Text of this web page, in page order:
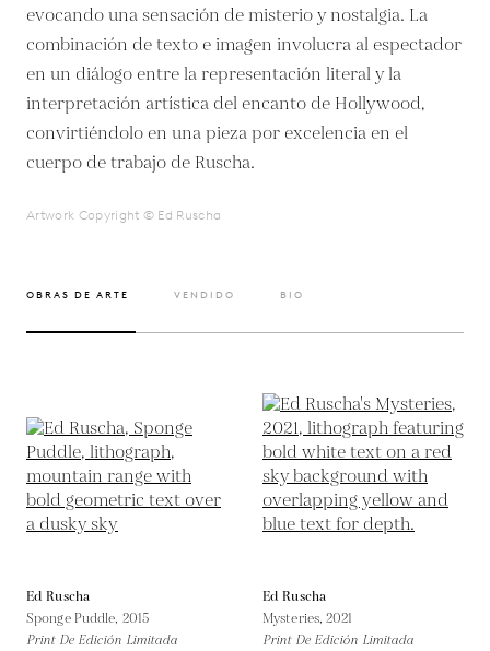
evocando una sensación de misterio y nostalgia. La
combinación de texto e imagen involucra al espectador
en un diálogo entre la representación literal y la
interpretación artística del encanto de Hollywood,
convirtiéndolo en una pieza por excelencia en el
cuerpo de trabajo de Ruscha.
Artwork Copyright © Ed Ruscha
OBRAS DE ARTE VENDIDO BIO
Ed Ruscha
Sponge Puddle, 2015
Print De Edición Limitada
Ed Ruscha
Mysteries,2021
Print De Edición Limitada